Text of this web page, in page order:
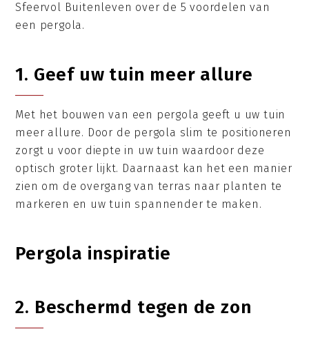
Sfeervol Buitenleven over de 5 voordelen van
een pergola.
1. Geef uw tuin meer allure
Met het bouwen van een pergola geeft u uw tuin
meer allure. Door de pergola slim te positioneren
zorgt u voor diepte in uw tuin waardoor deze
optisch groter lijkt. Daarnaast kan het een manier
zien om de overgang van terras naar planten te
markeren en uw tuin spannender te maken.
Pergola inspiratie
2. Beschermd tegen de zon